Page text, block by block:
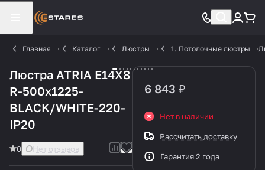
Главная Каталог Люстры 1. Потолочные люстры
Люстра ATRIA Е14Х8
R-500x1225-
BLACK/WHITE-220-
IP20
0 Нет отзывов
6 843 ₽
Нет в наличии
Рассчитать доставку
Гарантия 2 года